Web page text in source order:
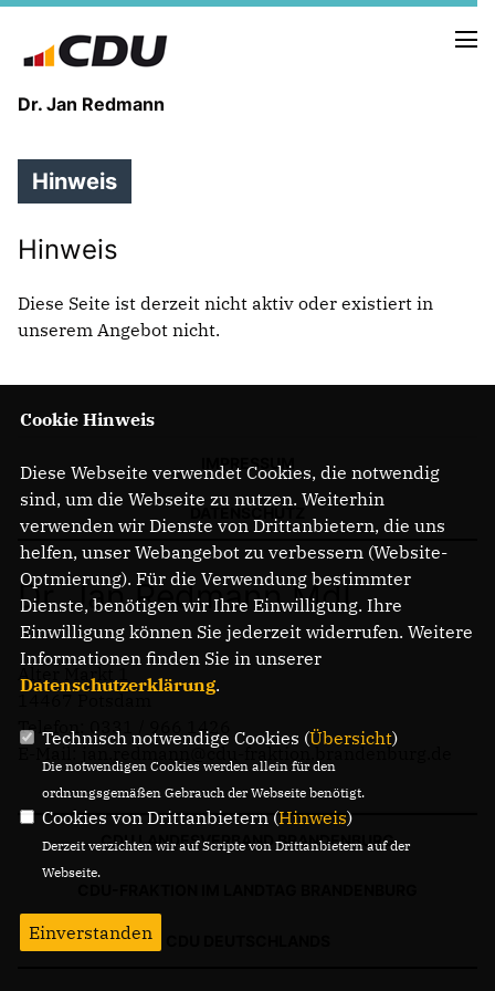
Dr. Jan Redmann
MEIN VERSPRECHEN
PRESSEKONTAKT
PRESSEMITTEILUNGEN
Hinweis
Hinweis
Diese Seite ist derzeit nicht aktiv oder existiert in
unserem Angebot nicht.
IMPRESSUM
Dr. Jan Redmann MdL
Alter Markt 1
Telefon: 0331 / 966 1426
E-Mail: jan.redmann@cdu-fraktion.brandenburg.de
CDU LANDESVERBAND BRANDENBURG
Cookie Hinweis
Diese Webseite verwendet Cookies, die notwendig
sind, um die Webseite zu nutzen. Weiterhin
verwenden wir Dienste von Drittanbietern, die uns
helfen, unser Webangebot zu verbessern (Website-
Optmierung). Für die Verwendung bestimmter
Dienste, benötigen wir Ihre Einwilligung. Ihre
Einwilligung können Sie jederzeit widerrufen. Weitere
Informationen finden Sie in unserer
Datenschutzerklärung.
Technisch notwendige Cookies (Übersicht)
Die notwendigen Cookies werden allein für den
ordnungsgemäßen Gebrauch der Webseite benötigt.
Cookies von Drittanbietern (Hinweis)
Derzeit verzichten wir auf Scripte von Drittanbietern auf der
Webseite.
Einverstanden